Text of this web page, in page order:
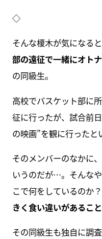
◇
そんな榎木が気になる
部の遠征で一緒にオト
の同級生。
高校でバスケット部に
征に行ったが、試合前
の映画”を観に行ったと
そのメンバーのなかに
いうのだが…。そんな
こで何をしているのか？
きく食い違いがあるこ
その同級生も独自に調